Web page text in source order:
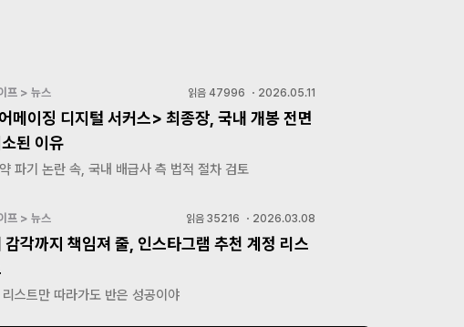
프 > 뉴스 읽음 47996 ・ 2026.05.11
메이징 디지털 서커스> 최종장, 국내 개봉 전면
된 이유
파기 논란 속, 국내 배급사 측 법적 절차 검토
프 > 뉴스 읽음 35216 ・ 2026.03.08
감각까지 책임져 줄, 인스타그램 추천 계정 리스
리스트만 따라가도 반은 성공이야